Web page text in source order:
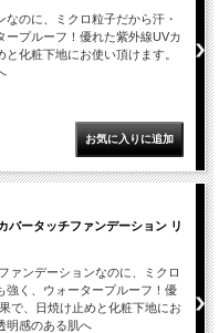
のに、ミクロ粒子だから汗・
ープルーフ！優れた紫外線UVカ
と化粧下地にお使い頂けます。
バータッチファンデーション リ
ァンデーションなのに、ミクロ
強く、ウォータープルーフ！優
で、日焼け止めと化粧下地にお
明感のある肌へ